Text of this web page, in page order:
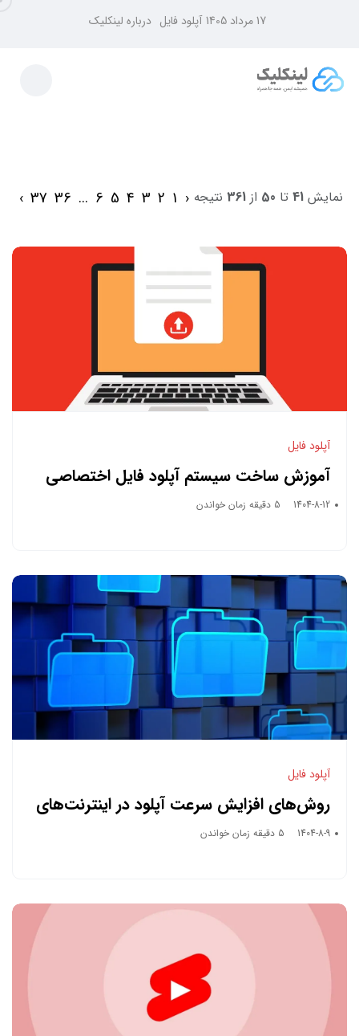
17 مرداد 1405 آپلود فایل درباره لینکلیک
نمایش 41 تا 50 از 361 نتیجه ‹
1
2
3
4
5
6
...
36
37
›
آپلود فایل
آموزش ساخت سیستم آپلود فایل اختصاصی
برای سایت شخصی یا فروشگاه آنلاین
1404-8-12 5 دقیقه زمان خواندن
آپلود فایل
روش‌های افزایش سرعت آپلود در اینترنت‌های
ضعیف
1404-8-9 5 دقیقه زمان خواندن